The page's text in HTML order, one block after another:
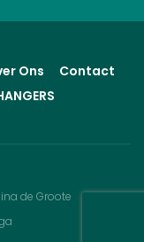
Ons
Contact
de Groote